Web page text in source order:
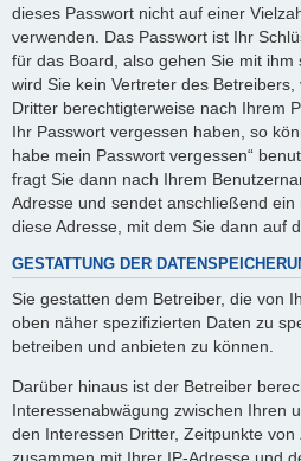
dieses Passwort nicht auf einer
verwenden. Das Passwort ist Ihr
für das Board, also gehen Sie mit
wird Sie kein Vertreter des
Dritter berechtigterweise nach Ihrem
Ihr Passwort vergessen haben, so
habe mein Passwort vergessen“
fragt Sie dann nach Ihrem
Adresse und sendet anschließend
diese Adresse, mit dem Sie dann auf
GESTATTUNG DER
Sie gestatten dem Betreiber, die von
oben näher spezifizierten Daten zu
betreiben und anbieten zu können.
Darüber hinaus ist der Betreiber
Interessenabwägung zwischen Ihren
den Interessen Dritter, Zeitpunkte von